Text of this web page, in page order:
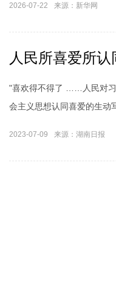
2026-07-22 来源：新华网
人民所喜爱所
"喜欢得不得了 ……人民对习
会主义思想认同喜爱的生动
2023-07-09 来源：湖南日报